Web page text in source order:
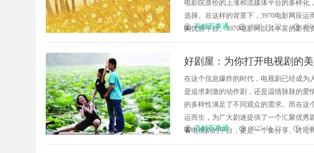
电影院票价的上涨和流媒体平台的多样化
选择。在这样的背景下，3970电影网应
的优质平台。3970电影网以其丰富的影
高邮百事通 2025-11-22 450
好剧屋：为你打开电视剧的
在这个信息爆炸的时代，电视剧已经成为
是追求刺激的动作剧，还是温情脉脉的爱
的多样性满足了不同观众的需求。而在
运而生，为广大剧迷提供了一个汇聚优秀
看电视剧的平台，更是一个集分享、讨论
高邮百事通 2025-11-22 450